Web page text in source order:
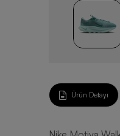
Ürün Detayı